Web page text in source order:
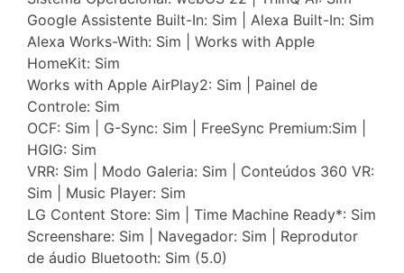
Google Assistente Built-In: Sim | Alexa Built-In: Sim
Alexa Works-With: Sim | Works with Apple
HomeKit: Sim
Works with Apple AirPlay2: Sim | Painel de
Controle: Sim
OCF: Sim | G-Sync: Sim | FreeSync Premium:Sim |
HGIG: Sim
VRR: Sim | Modo Galeria: Sim | Conteúdos 360 VR:
Sim | Music Player: Sim
LG Content Store: Sim | Time Machine Ready*: Sim
Screenshare: Sim | Navegador: Sim | Reprodutor
de áudio Bluetooth: Sim (5.0)